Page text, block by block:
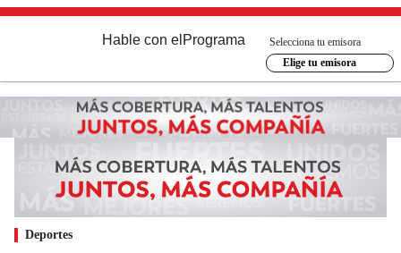
Hable con el Programa
Selecciona tu emisora
Elige tu emisora
Deportes